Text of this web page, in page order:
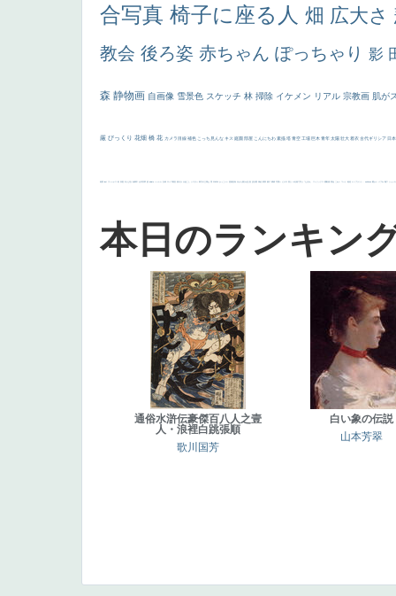
合写真 椅子に座る人 畑 広大さ
教会 後ろ姿 赤ちゃん ぽっちゃり 影
森 静物画 自画像 雪景色 スケッチ 林 掃除 イケメン リアル 宗教画 肌が
厳 びっくり 花畑 橋 花 カメラ目線 補色 こっち見んな キス 庭園 部屋 こんにちわ 素描 塔 青空 工場 巨木 青年 太陽 壮大 着衣 古代ギリシア 日
画質 last ヴィーナス 剣 白人少女 食事中 山本芳翠 麦 alciato ハーレム 女神 ローマ教皇 奥行き 火起こし シスター 東方の三博士 114514 かっこいい 受胎告知 天から覗き込む顔 設計図 挿絵 群衆 親子 裸婦 可愛い ピサロ ＃名画で学ぶ「たるみ」 ニーソックス 躍動感 黄色 こわい コート 畦道 レンブラント・ sekkusu 暖かい バブみ 靴下 ショッ
本日のランキン
通俗水滸伝豪傑百八人之壹
人・浪裡白跳張順
歌川国芳
白い象の伝説
山本芳翠